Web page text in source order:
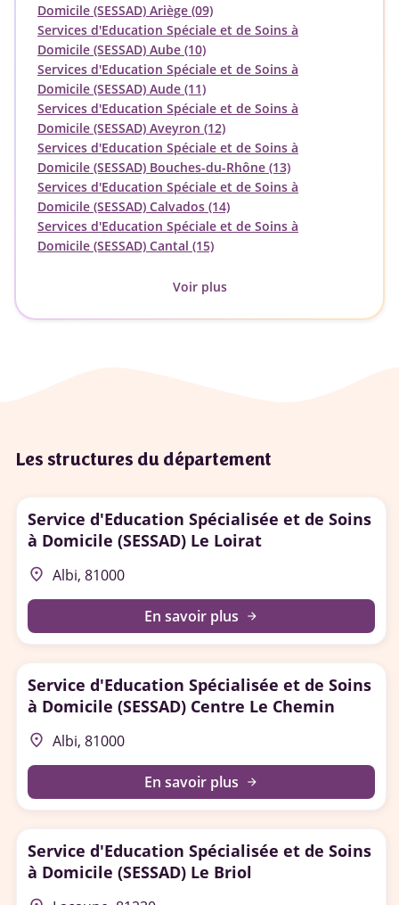
Domicile (SESSAD) Ariège (09)
Services d'Education Spéciale et de Soins à
Domicile (SESSAD) Aube (10)
Services d'Education Spéciale et de Soins à
Domicile (SESSAD) Aude (11)
Services d'Education Spéciale et de Soins à
Domicile (SESSAD) Aveyron (12)
Services d'Education Spéciale et de Soins à
Domicile (SESSAD) Bouches-du-Rhône (13)
Services d'Education Spéciale et de Soins à
Domicile (SESSAD) Calvados (14)
Services d'Education Spéciale et de Soins à
Domicile (SESSAD) Cantal (15)
Voir plus
Les structures du département
Service d'Education Spécialisée et de Soins
à Domicile (SESSAD) Le Loirat
place Albi, 81000
En savoir plus arrow_forward
Service d'Education Spécialisée et de Soins
à Domicile (SESSAD) Centre Le Chemin
place Albi, 81000
En savoir plus arrow_forward
Service d'Education Spécialisée et de Soins
à Domicile (SESSAD) Le Briol